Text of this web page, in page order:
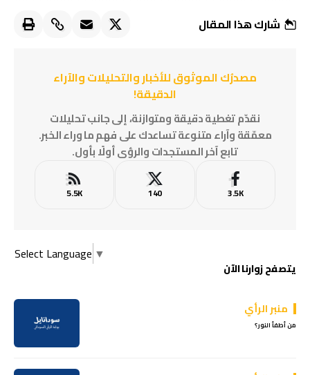
شارك هذا المقال
مصدرُك الموثوق للأخبار والتحليلات والآراء
الدقيقة!
نقدّم تغطية دقيقة ومتوازنة، إلى جانب تحليلات
معمّقة وآراء متنوعة تساعدك على فهم ما وراء الخبر.
تابع آخر المستجدات والرؤى أولًا بأول.
3.5K
140
5.5K
Select Language ▼
يتصفح زوارنا الآن
منبر الرأي
من أطفأ النور؟